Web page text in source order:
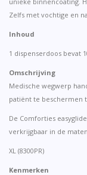
Zelfs met vochtige en
Inhoud
1 dispenserdoos bevat
Omschrijving
Medische wegwerp
patiënt te beschermen
De Comforties
verkrijgbaar in de
XL (8300PR)
Kenmerken